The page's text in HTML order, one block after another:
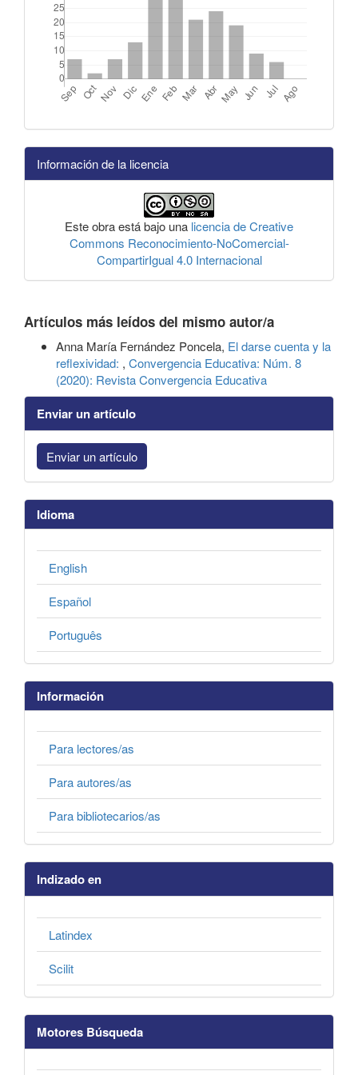
Información de la licencia
Este obra está bajo una licencia de Creative
Commons Reconocimiento-NoComercial-
CompartirIgual 4.0 Internacional
Artículos más leídos del mismo autor/a
Anna María Fernández Poncela, El darse cuenta y la
reflexividad: , Convergencia Educativa: Núm. 8
(2020): Revista Convergencia Educativa
Enviar un artículo
Enviar un artículo
Idioma
English
Español
Português
Información
Para lectores/as
Para autores/as
Para bibliotecarios/as
Indizado en
Latindex
Scilit
Motores Búsqueda